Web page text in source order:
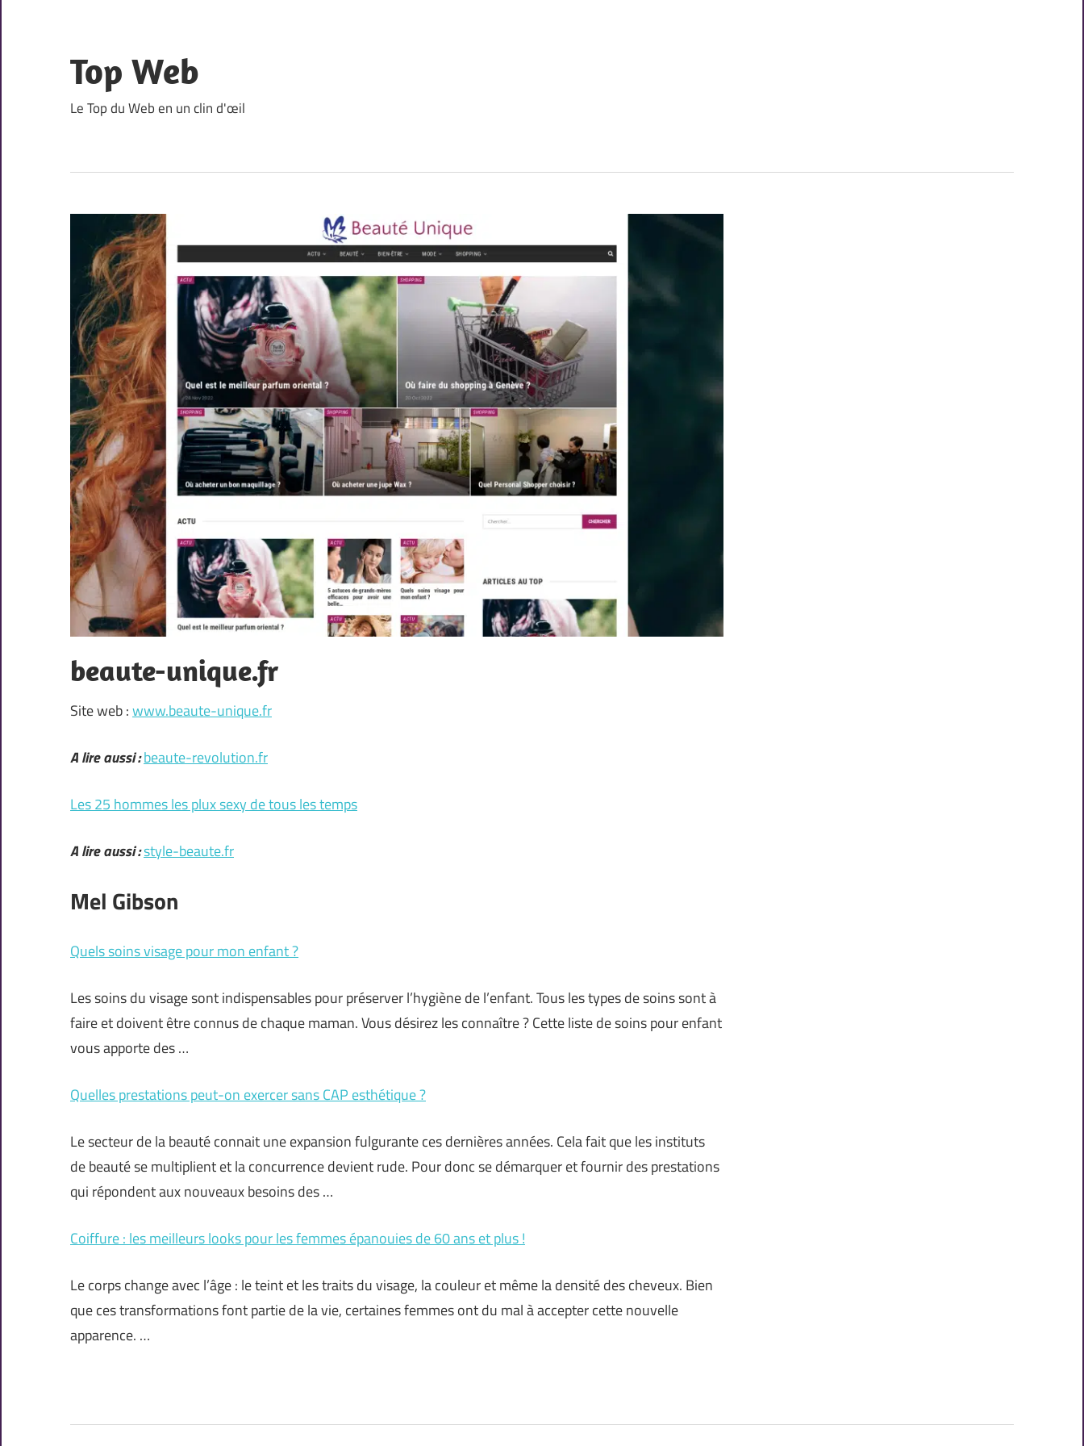
content
Top Web
Le Top du Web en un clin d'œil
beaute-unique.fr
Site web :www.beaute-unique.fr
A lire aussi :beaute-revolution.fr
Les 25 hommes les plux sexy de tous les temps
A lire aussi :style-beaute.fr
Mel Gibson
Quels soins visage pour mon enfant ?
Les soins du visage sont indispensables pour préserver l’hygiène de l’enfant. Tous les types de soins sont à
faire et doivent être connus de chaque maman. Vous désirez les connaître ? Cette liste de soins pour enfant
vous apporte des …
Quelles prestations peut-on exercer sans CAP esthétique ?
Le secteur de la beauté connait une expansion fulgurante ces dernières années. Cela fait que les instituts
de beauté se multiplient et la concurrence devient rude. Pour donc se démarquer et fournir des prestations
qui répondent aux nouveaux besoins des …
Coiffure : les meilleurs looks pour les femmes épanouies de 60 ans et plus !
Le corps change avec l’âge : le teint et les traits du visage, la couleur et même la densité des cheveux. Bien
que ces transformations font partie de la vie, certaines femmes ont du mal à accepter cette nouvelle
apparence. …